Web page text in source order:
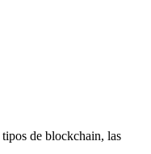
de blockchain, las